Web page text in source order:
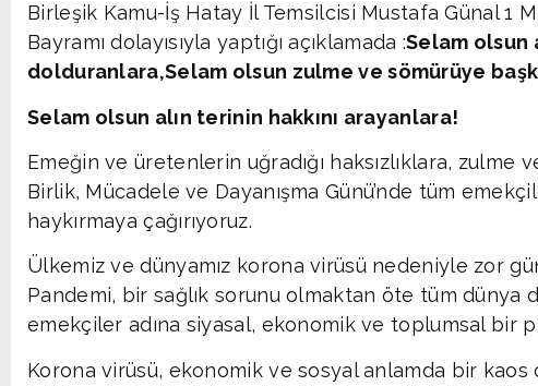
Birleşik Kamu-İş Hatay İl Temsilcisi Mustafa Günal 1
Bayramı dolayısıyla yaptığı açıklamada :Selam olsun
dolduranlara,Selam olsun zulme ve sömürüye
Selam olsun alın terinin hakkını arayanlara!
Emeğin ve üretenlerin uğradığı haksızlıklara, zulme
Birlik, Mücadele ve Dayanışma Günü’nde tüm
haykırmaya çağırıyoruz.
Ülkemiz ve dünyamız korona virüsü nedeniyle zor
Pandemi, bir sağlık sorunu olmaktan öte tüm dünya
emekçiler adına siyasal, ekonomik ve toplumsal bir
Korona virüsü, ekonomik ve sosyal anlamda bir kaos